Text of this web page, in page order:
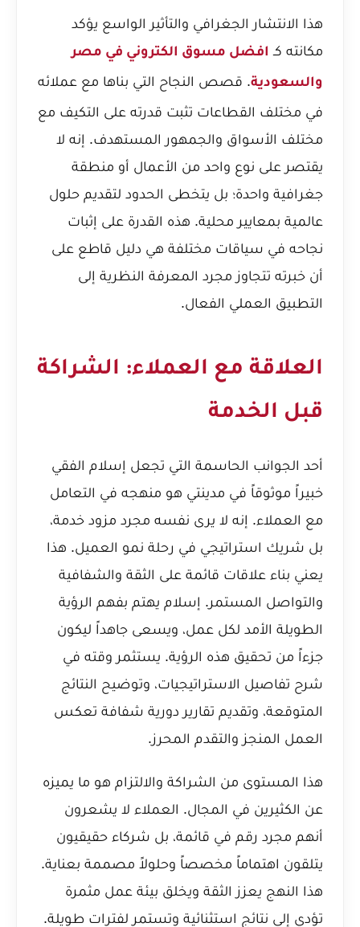
هذا الانتشار الجغرافي والتأثير الواسع يؤكد
مكانته كـ افضل مسوق الكتروني في مصر
والسعودية. قصص النجاح التي بناها مع عملائه
في مختلف القطاعات تثبت قدرته على التكيف مع
مختلف الأسواق والجمهور المستهدف. إنه لا
يقتصر على نوع واحد من الأعمال أو منطقة
جغرافية واحدة؛ بل يتخطى الحدود لتقديم حلول
عالمية بمعايير محلية. هذه القدرة على إثبات
نجاحه في سياقات مختلفة هي دليل قاطع على
أن خبرته تتجاوز مجرد المعرفة النظرية إلى
التطبيق العملي الفعال.
العلاقة مع العملاء: الشراكة
قبل الخدمة
أحد الجوانب الحاسمة التي تجعل إسلام الفقي
خبيراً موثوقاً في مدينتي هو منهجه في التعامل
مع العملاء. إنه لا يرى نفسه مجرد مزود خدمة،
بل شريك استراتيجي في رحلة نمو العميل. هذا
يعني بناء علاقات قائمة على الثقة والشفافية
والتواصل المستمر. إسلام يهتم بفهم الرؤية
الطويلة الأمد لكل عمل، ويسعى جاهداً ليكون
جزءاً من تحقيق هذه الرؤية. يستثمر وقته في
شرح تفاصيل الاستراتيجيات، وتوضيح النتائج
المتوقعة، وتقديم تقارير دورية شفافة تعكس
العمل المنجز والتقدم المحرز.
هذا المستوى من الشراكة والالتزام هو ما يميزه
عن الكثيرين في المجال. العملاء لا يشعرون
أنهم مجرد رقم في قائمة، بل شركاء حقيقيون
يتلقون اهتماماً مخصصاً وحلولاً مصممة بعناية.
هذا النهج يعزز الثقة ويخلق بيئة عمل مثمرة
تؤدي إلى نتائج استثنائية وتستمر لفترات طويلة.